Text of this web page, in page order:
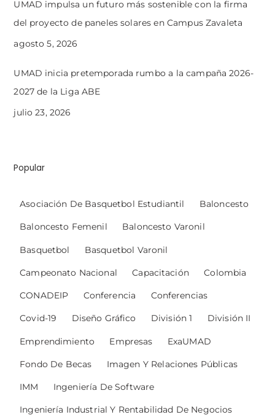
UMAD impulsa un futuro más sostenible con la firma
del proyecto de paneles solares en Campus Zavaleta
agosto 5, 2026
UMAD inicia pretemporada rumbo a la campaña 2026-
2027 de la Liga ABE
julio 23, 2026
Popular
Asociación De Basquetbol Estudiantil Baloncesto
Baloncesto Femenil Baloncesto Varonil
Basquetbol Basquetbol Varonil
Campeonato Nacional Capacitación Colombia
CONADEIP Conferencia Conferencias
Covid-19 Diseño Gráfico División 1 División II
Emprendimiento Empresas ExaUMAD
Fondo De Becas Imagen Y Relaciones Públicas
IMM Ingeniería De Software
Ingeniería Industrial Y Rentabilidad De Negocios